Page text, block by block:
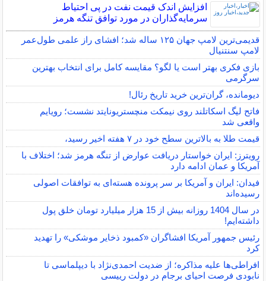
افزایش اندک قیمت نفت در پی احتیاط
سرمایه‌گذاران در مورد توافق تنگه هرمز
قدیمی‌ترین لامپ جهان ۱۲۵ ساله شد؛ افشای راز علمی طول‌عمر
لامپ سنتنیال
بازی فکری بهتر است یا لگو؟ مقایسه کامل برای انتخاب بهترین
سرگرمی
دیومانده، گران‌ترین خرید تاریخ رئال!
فاتح لیگ اسکاتلند روی نیمکت منچستریونایتد نشست؛ رویایم
واقعی شد
قیمت طلا به بالاترین سطح خود در ۷ هفته اخیر رسید،
رویترز: ایران خواستار دریافت عوارض از تنگه هرمز شد؛ اختلاف با
آمریکا و عمان ادامه دارد
فیدان: ایران و آمریکا بر سر پرونده هسته‌ای به توافقات اصولی
رسیده‌اند
در سال 1404 روزانه بیش از 15 هزار میلیارد تومان خلق پول
داشته‌ایم!
رئیس جمهور آمریکا افشاگران «کمبود ذخایر موشکی» را تهدید
کرد
افراطی‌ها علیه مذاکره؛ از ضدیت احمدی‌نژاد با دیپلماسی تا
نابودی فرصت احیای برجام در دولت رییسی